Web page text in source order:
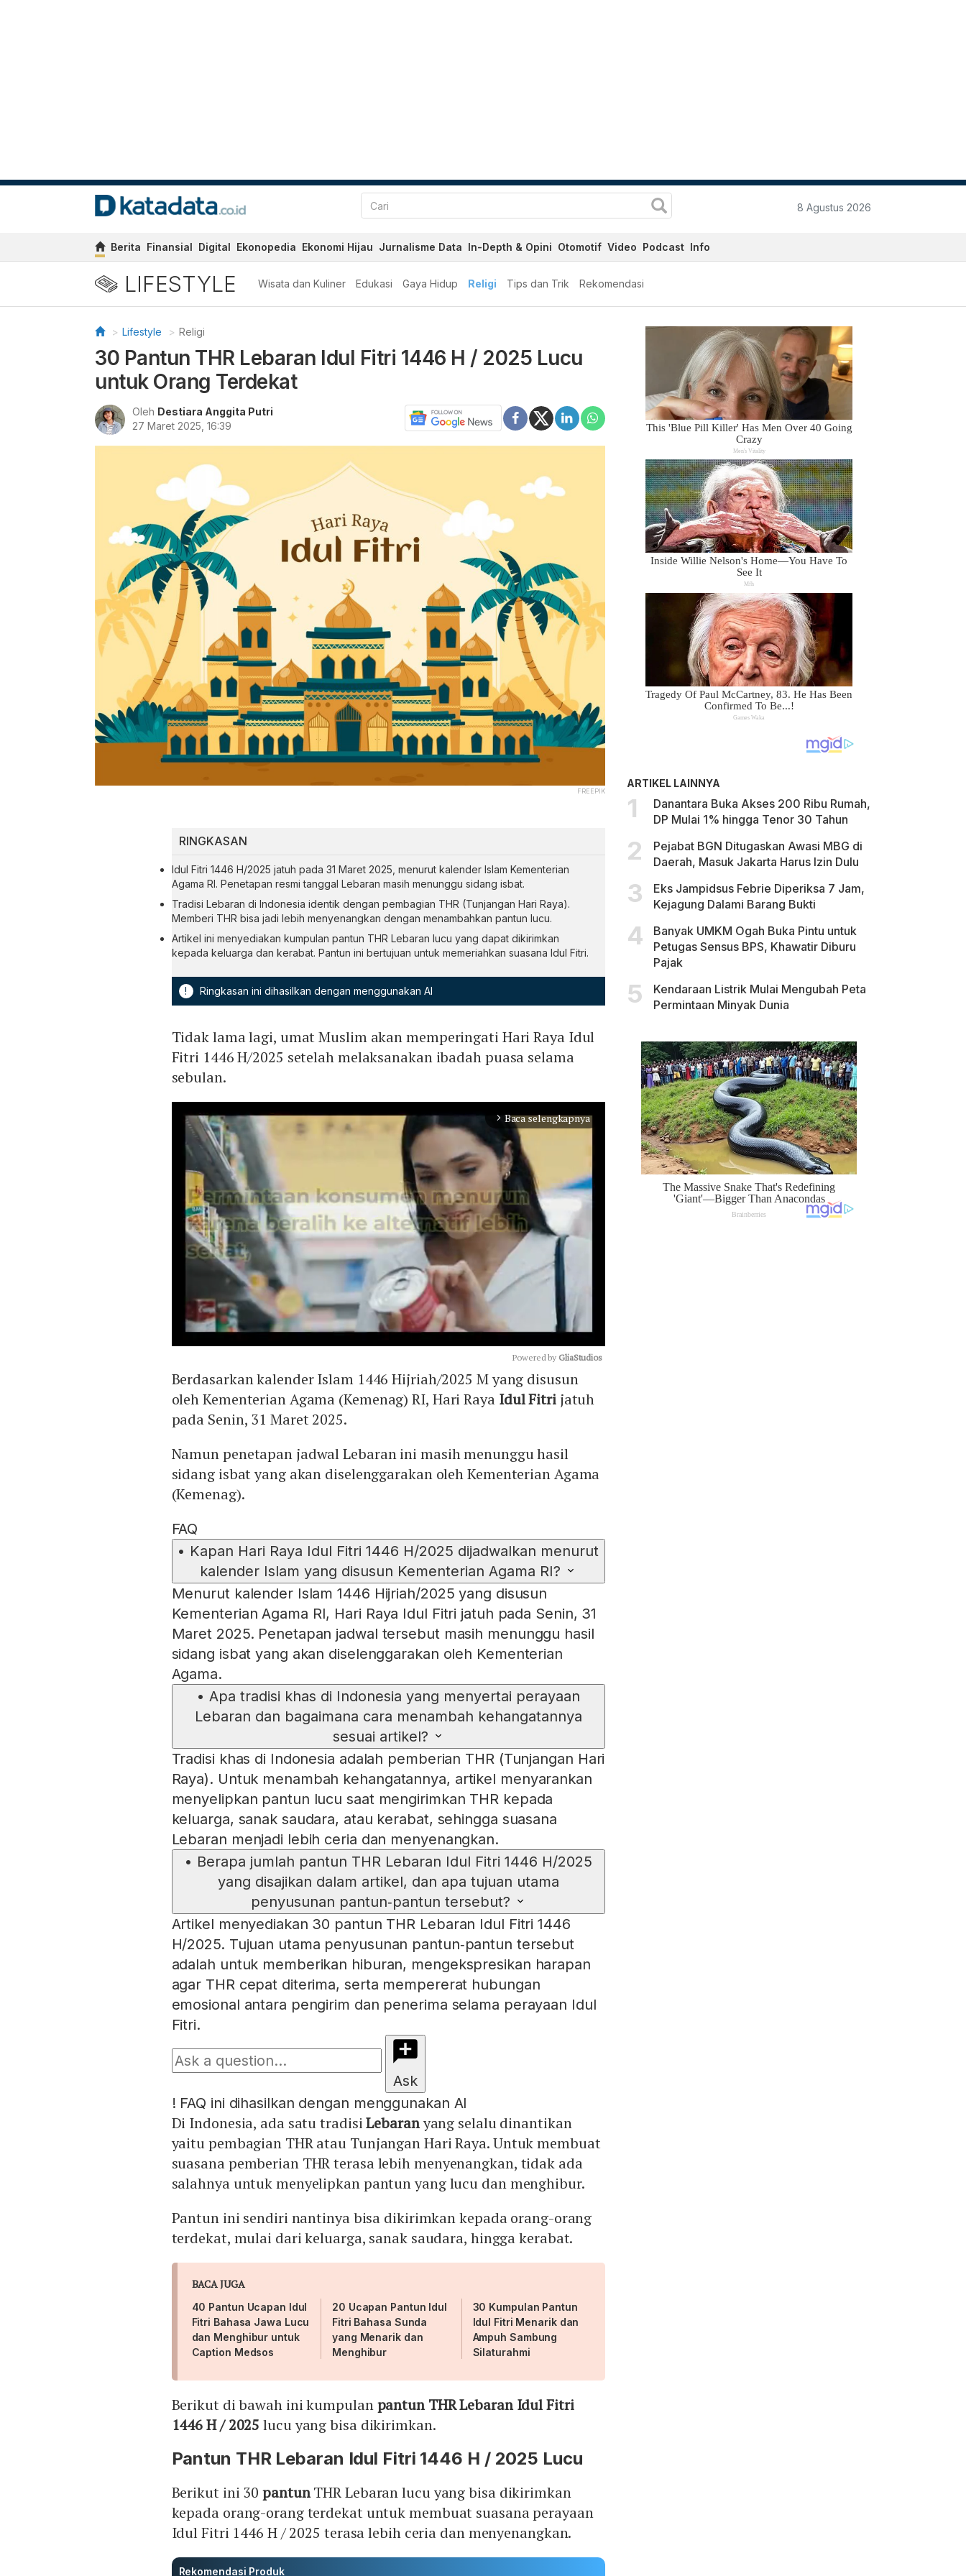
8 Agustus 2026
Berita Finansial Digital Ekonopedia Ekonomi Hijau Jurnalisme Data In-Depth & Opini Otomotif Video Podcast Info
LIFESTYLE Wisata dan Kuliner Edukasi Gaya Hidup Religi Tips dan Trik Rekomendasi
Lifestyle Religi
30 Pantun THR Lebaran Idul Fitri 1446 H / 2025 Lucu
untuk Orang Terdekat
Oleh Destiara Anggita Putri
27 Maret 2025, 16:39
FREEPIK
RINGKASAN
Idul Fitri 1446 H/2025 jatuh pada 31 Maret 2025, menurut kalender Islam Kementerian
Agama RI. Penetapan resmi tanggal Lebaran masih menunggu sidang isbat.
Tradisi Lebaran di Indonesia identik dengan pembagian THR (Tunjangan Hari Raya).
Memberi THR bisa jadi lebih menyenangkan dengan menambahkan pantun lucu.
Artikel ini menyediakan kumpulan pantun THR Lebaran lucu yang dapat dikirimkan
kepada keluarga dan kerabat. Pantun ini bertujuan untuk memeriahkan suasana Idul Fitri.
! Ringkasan ini dihasilkan dengan menggunakan AI
Tidak lama lagi, umat Muslim akan memperingati Hari Raya Idul
Fitri 1446 H/2025 setelah melaksanakan ibadah puasa selama
sebulan.
arrow_forward_ios Baca selengkapnya
Mute
Powered by GliaStudios
Berdasarkan kalender Islam 1446 Hijriah/2025 M yang disusun
oleh Kementerian Agama (Kemenag) RI, Hari RayaIdul Fitrijatuh
pada Senin, 31 Maret 2025.
Namun penetapan jadwal Lebaran ini masih menunggu hasil
sidang isbat yang akan diselenggarakan oleh Kementerian Agama
(Kemenag).
FAQ
• Kapan Hari Raya Idul Fitri 1446 H/2025 dijadwalkan menurut
kalender Islam yang disusun Kementerian Agama RI?
Menurut kalender Islam 1446 Hijriah/2025 yang disusun
Kementerian Agama RI, Hari Raya Idul Fitri jatuh pada Senin, 31
Maret 2025. Penetapan jadwal tersebut masih menunggu hasil
sidang isbat yang akan diselenggarakan oleh Kementerian
Agama.
• Apa tradisi khas di Indonesia yang menyertai perayaan
Lebaran dan bagaimana cara menambah kehangatannya
sesuai artikel?
Tradisi khas di Indonesia adalah pemberian THR (Tunjangan Hari
Raya). Untuk menambah kehangatannya, artikel menyarankan
menyelipkan pantun lucu saat mengirimkan THR kepada
keluarga, sanak saudara, atau kerabat, sehingga suasana
Lebaran menjadi lebih ceria dan menyenangkan.
• Berapa jumlah pantun THR Lebaran Idul Fitri 1446 H/2025
yang disajikan dalam artikel, dan apa tujuan utama
penyusunan pantun‑pantun tersebut?
Artikel menyediakan 30 pantun THR Lebaran Idul Fitri 1446
H/2025. Tujuan utama penyusunan pantun‑pantun tersebut
adalah untuk memberikan hiburan, mengekspresikan harapan
agar THR cepat diterima, serta mempererat hubungan
emosional antara pengirim dan penerima selama perayaan Idul
Fitri.
Ask
! FAQ ini dihasilkan dengan menggunakan AI
Di Indonesia, ada satu tradisiLebaranyang selalu dinantikan
yaitu pembagian THR atau Tunjangan Hari Raya. Untuk membuat
suasana pemberian THR terasa lebih menyenangkan, tidak ada
salahnya untuk menyelipkan pantun yang lucu dan menghibur.
Pantun ini sendiri nantinya bisa dikirimkan kepada orang-orang
terdekat, mulai dari keluarga, sanak saudara, hingga kerabat.
BACA JUGA
40 Pantun Ucapan Idul
Fitri Bahasa Jawa Lucu
dan Menghibur untuk
Caption Medsos
20 Ucapan Pantun Idul
Fitri Bahasa Sunda
yang Menarik dan
Menghibur
30 Kumpulan Pantun
Idul Fitri Menarik dan
Ampuh Sambung
Silaturahmi
Berikut di bawah ini kumpulanpantun THR Lebaran Idul Fitri
1446 H / 2025 lucu yang bisa dikirimkan.
Pantun THR Lebaran Idul Fitri 1446 H / 2025 Lucu
Berikut ini 30 pantunTHR Lebaran lucu yang bisa dikirimkan
kepada orang-orang terdekat untuk membuat suasana perayaan
Idul Fitri 1446 H / 2025 terasa lebih ceria dan menyenangkan.
Rekomendasi Produk
ARTIKEL LAINNYA
Danantara Buka Akses 200 Ribu Rumah,
DP Mulai 1% hingga Tenor 30 Tahun
Pejabat BGN Ditugaskan Awasi MBG di
Daerah, Masuk Jakarta Harus Izin Dulu
Eks Jampidsus Febrie Diperiksa 7 Jam,
Kejagung Dalami Barang Bukti
Banyak UMKM Ogah Buka Pintu untuk
Petugas Sensus BPS, Khawatir Diburu
Pajak
Kendaraan Listrik Mulai Mengubah Peta
Permintaan Minyak Dunia